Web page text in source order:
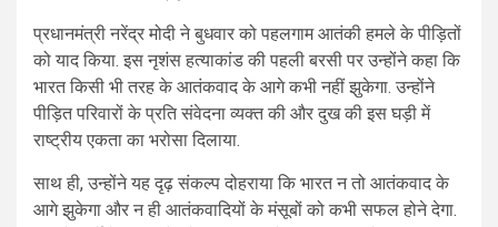
प्रधानमंत्री नरेंद्र मोदी ने बुधवार को पहलगाम आतंकी हमले के पीड़ितों
को याद किया. इस नृशंस हत्याकांड की पहली बरसी पर उन्होंने कहा कि
भारत किसी भी तरह के आतंकवाद के आगे कभी नहीं झुकेगा. उन्होंने
पीड़ित परिवारों के प्रति संवेदना व्यक्त की और दुख की इस घड़ी में
राष्ट्रीय एकता का भरोसा दिलाया.
साथ ही, उन्होंने यह दृढ़ संकल्प दोहराया कि भारत न तो आतंकवाद के
आगे झुकेगा और न ही आतंकवादियों के मंसूबों को कभी सफल होने देगा.